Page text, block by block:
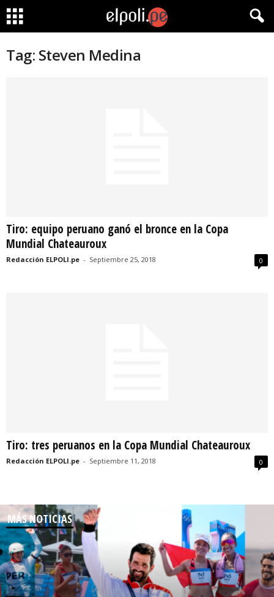
Tag: Steven Medina
Tiro: equipo peruano ganó el bronce en la Copa
Mundial Chateauroux
Redacción ELPOLI.pe - Septiembre 25, 2018 0
Tiro: tres peruanos en la Copa Mundial Chateauroux
Redacción ELPOLI.pe - Septiembre 11, 2018 0
MÁS NOTICIAS